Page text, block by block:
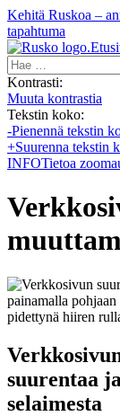
Kehitä Ruskoa –
tapahtuma
Hae:
Kontrasti:
Muuta kontrastia
Tekstin koko:
-Pienennä tekstin
+Suurenna tekstin
INFOTietoa
suurentaa
selaimesta